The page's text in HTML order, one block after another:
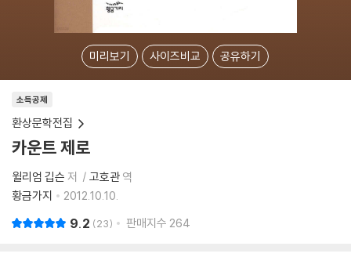
미리보기 사이즈비교 공유하기
소득공제
환상문학전집
카운트 제로
윌리엄 깁슨 저 고호관 역
황금가지
2012.10.10.
9.2 23 판매지수 264